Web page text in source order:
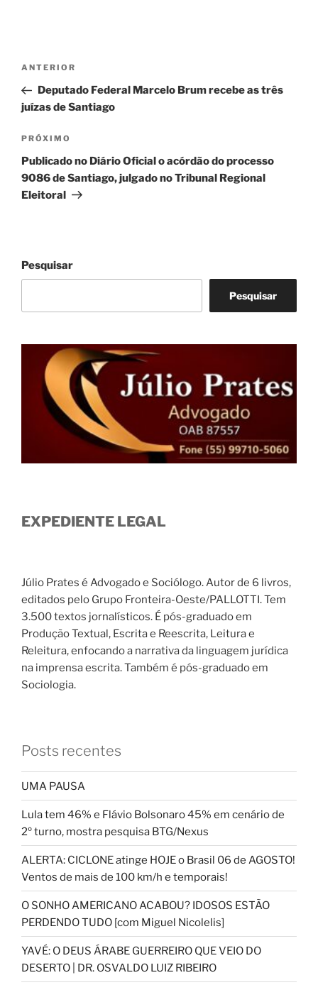
Navegação
Post
Post
anterior
ANTERIOR
Deputado Federal Marcelo Brum recebe as três
juízas de Santiago
Próximo
post
PRÓXIMO
Publicado no Diário Oficial o acórdão do processo
9086 de Santiago, julgado no Tribunal Regional
Eleitoral
Pesquisar
Pesquisar
EXPEDIENTE LEGAL
Júlio Prates é Advogado e Sociólogo. Autor de 6 livros,
editados pelo Grupo Fronteira-Oeste/PALLOTTI. Tem
3.500 textos jornalísticos. É pós-graduado em
Produção Textual, Escrita e Reescrita, Leitura e
Releitura, enfocando a narrativa da linguagem jurídica
na imprensa escrita. Também é pós-graduado em
Sociologia.
Posts recentes
UMA PAUSA
Lula tem 46% e Flávio Bolsonaro 45% em cenário de
2º turno, mostra pesquisa BTG/Nexus
ALERTA: CICLONE atinge HOJE o Brasil 06 de AGOSTO!
Ventos de mais de 100 km/h e temporais!
O SONHO AMERICANO ACABOU? IDOSOS ESTÃO
PERDENDO TUDO [com Miguel Nicolelis]
YAVÉ: O DEUS ÁRABE GUERREIRO QUE VEIO DO
DESERTO | DR. OSVALDO LUIZ RIBEIRO